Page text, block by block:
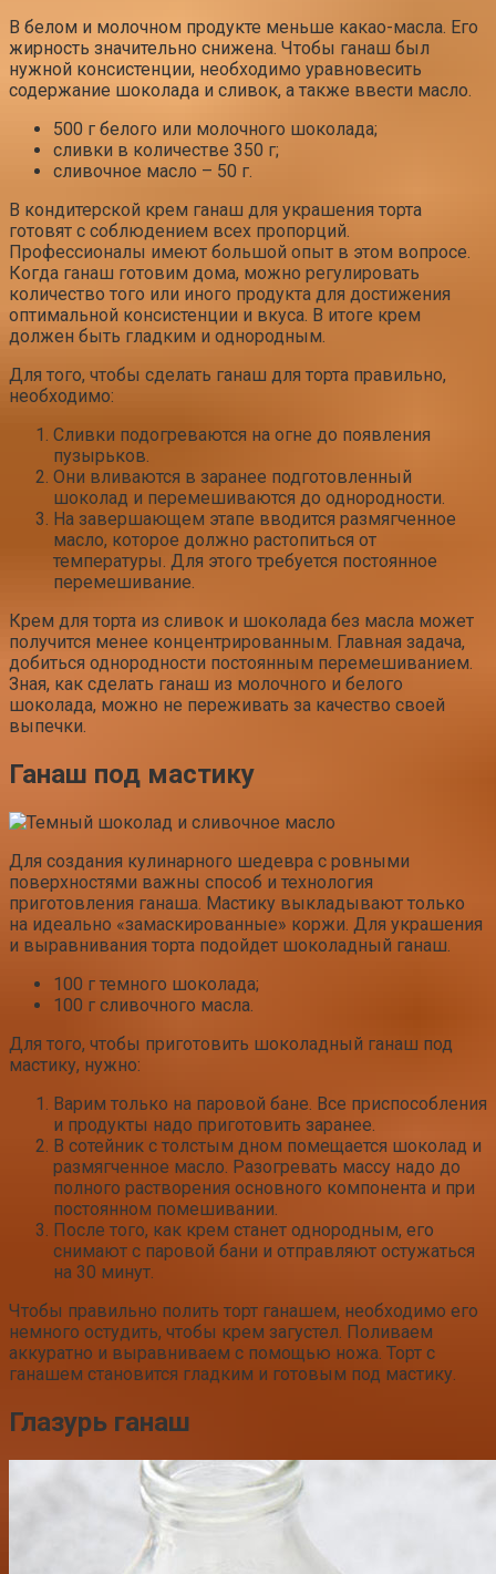
В белом и молочном продукте меньше какао-масла. Его
жирность значительно снижена. Чтобы ганаш был
нужной консистенции, необходимо уравновесить
содержание шоколада и сливок, а также ввести масло.
500 г белого или молочного шоколада;
сливки в количестве 350 г;
сливочное масло – 50 г.
В кондитерской крем ганаш для украшения торта
готовят с соблюдением всех пропорций.
Профессионалы имеют большой опыт в этом вопросе.
Когда ганаш готовим дома, можно регулировать
количество того или иного продукта для достижения
оптимальной консистенции и вкуса. В итоге крем
должен быть гладким и однородным.
Для того, чтобы сделать ганаш для торта правильно,
необходимо:
Сливки подогреваются на огне до появления
пузырьков.
Они вливаются в заранее подготовленный
шоколад и перемешиваются до однородности.
На завершающем этапе вводится размягченное
масло, которое должно растопиться от
температуры. Для этого требуется постоянное
перемешивание.
Крем для торта из сливок и шоколада без масла может
получится менее концентрированным. Главная задача,
добиться однородности постоянным перемешиванием.
Зная, как сделать ганаш из молочного и белого
шоколада, можно не переживать за качество своей
выпечки.
Ганаш под мастику
Для создания кулинарного шедевра с ровными
поверхностями важны способ и технология
приготовления ганаша. Мастику выкладывают только
на идеально «замаскированные» коржи. Для украшения
и выравнивания торта подойдет шоколадный ганаш.
100 г темного шоколада;
100 г сливочного масла.
Для того, чтобы приготовить шоколадный ганаш под
мастику, нужно:
Варим только на паровой бане. Все приспособления
и продукты надо приготовить заранее.
В сотейник с толстым дном помещается шоколад и
размягченное масло. Разогревать массу надо до
полного растворения основного компонента и при
постоянном помешивании.
После того, как крем станет однородным, его
снимают с паровой бани и отправляют остужаться
на 30 минут.
Чтобы правильно полить торт ганашем, необходимо его
немного остудить, чтобы крем загустел. Поливаем
аккуратно и выравниваем с помощью ножа. Торт с
ганашем становится гладким и готовым под мастику.
Глазурь ганаш